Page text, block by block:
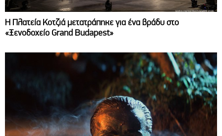
Η Πλατεία Κοτζιά μετατράπηκε για ένα βράδυ στο
«Ξενοδοχείο Grand Budapest»